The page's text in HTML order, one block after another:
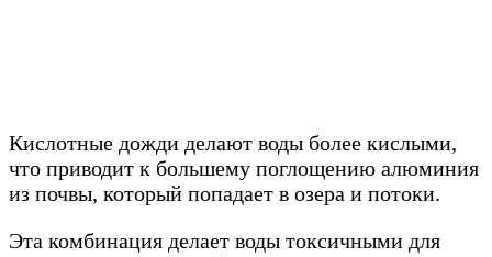
Кислотные дожди делают воды более кислыми,
что приводит к большему поглощению алюминия
из почвы, который попадает в озера и потоки.
Эта комбинация делает воды токсичными для